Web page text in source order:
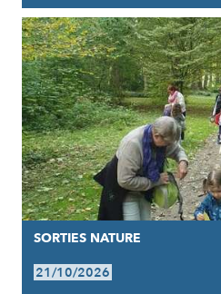
SORTIES NATURE
21/10/2026